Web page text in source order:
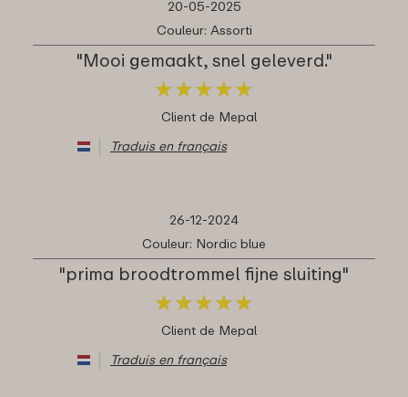
20-05-2025
Couleur: Assorti
"Mooi gemaakt, snel geleverd."
★★★★★
★★★★★
Client de Mepal
Traduis en français
26-12-2024
Couleur: Nordic blue
"prima broodtrommel fijne sluiting"
★★★★★
★★★★★
Client de Mepal
Traduis en français